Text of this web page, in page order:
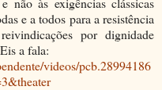
e a todos para a resistência
por dignidade
a fala:
videos/pcb.28994186